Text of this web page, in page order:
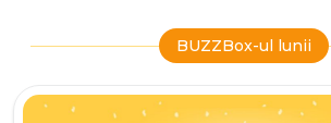
BUZZBox-ul lunii